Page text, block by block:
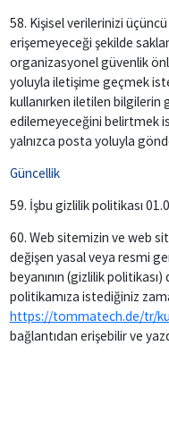
58. Kişisel verilerinizi
erişemeyeceği şekilde
organizasyonel güvenlik
yoluyla iletişime geçmek
kullanırken iletilen
edilemeyeceğini belirtmek
yalnızca posta yoluyla
Güncellik
59. İşbu gizlilik politikası
60. Web sitemizin ve web
değişen yasal veya resmi
beyanının (gizlilik
politikamıza istediğiniz
https://tommatech.de/tr/
bağlantıdan erişebilir ve